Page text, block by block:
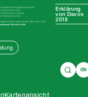
Erklärung
von Davos
2018
de